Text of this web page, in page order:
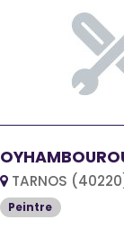
TARNOS
Peintre